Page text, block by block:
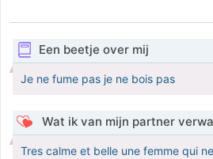
Een beetje over mij
Je ne fume pas je ne bois pas
Wat ik van mijn partner
Tres calme et belle une femme qui